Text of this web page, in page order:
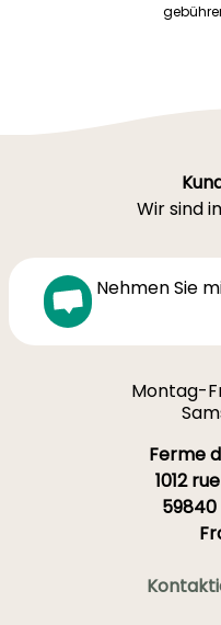
Wir sind
Nehmen Sie
Montag-
Ferme
1012